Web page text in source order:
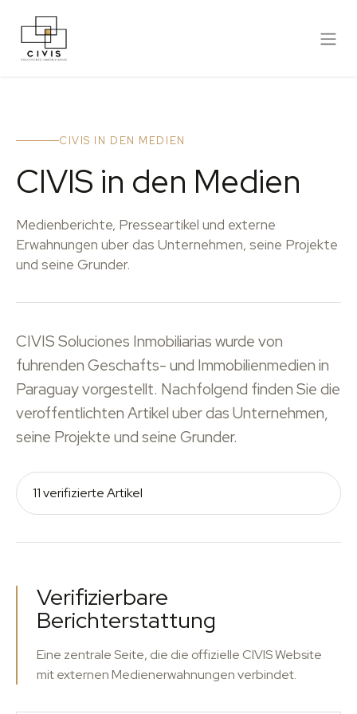
CIVIS IN DEN MEDIEN
CIVIS in den Medien
Medienberichte, Presseartikel und externe
Erwahnungen uber das Unternehmen, seine Projekte
und seine Grunder.
CIVIS Soluciones Inmobiliarias wurde von
fuhrenden Geschafts- und Immobilienmedien in
Paraguay vorgestellt. Nachfolgend finden Sie die
veroffentlichten Artikel uber das Unternehmen,
seine Projekte und seine Grunder.
11 verifizierte Artikel
Verifizierbare
Berichterstattung
Eine zentrale Seite, die die offizielle CIVIS Website
mit externen Medienerwahnungen verbindet.